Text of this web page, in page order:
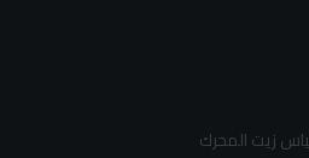
زيت المحرك